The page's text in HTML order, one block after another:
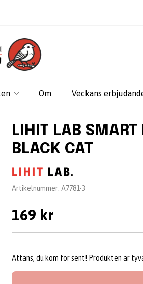
Om Veckans
LIHIT LAB
BLACK CAT
Leverantör:
Artikelnummer: A7781-3
169 kr
Attans, du kom för sent! Produkten är